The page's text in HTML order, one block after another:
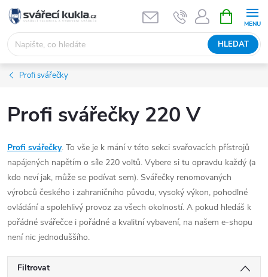
Přejít na obsah
HLEDAT
Profi svářečky
Profi svářečky 220 V
Profi svářečky. To vše je k mání v této sekci svařovacích přístrojů
napájených napětím o síle 220 voltů. Vybere si tu opravdu každý (a
kdo neví jak, může se podívat sem). Svářečky renomovaných
výrobců českého i zahraničního původu, vysoký výkon, pohodlné
ovládání a spolehlivý provoz za všech okolností. A pokud hledáš k
pořádné svářečce i pořádné a kvalitní vybavení, na našem e-shopu
není nic jednoduššího.
Filtrovat